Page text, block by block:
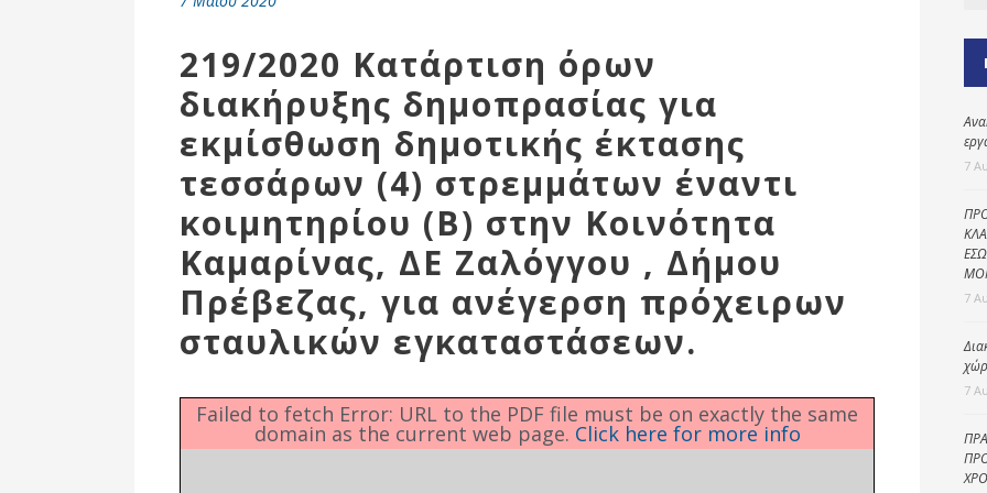
Ενότητες
Αθλητικές
Εκδηλώσεις
219/2020 Κατάρτιση όρων
διακήρυξης δημοπρασίας για
εκμίσθωση δημοτικής έκτασης
τεσσάρων (4) στρεμμάτων έναντι
κοιμητηρίου (Β) στην Κοινότητα
Καμαρίνας, ΔΕ Ζαλόγγου , Δήμου
Πρέβεζας, για ανέγερση πρόχειρων
σταυλικών εγκαταστάσεων.
Failed to fetch Error: URL to the PDF file must be on exactly the same
domain as the current web page. Click here for more info
7
7
7